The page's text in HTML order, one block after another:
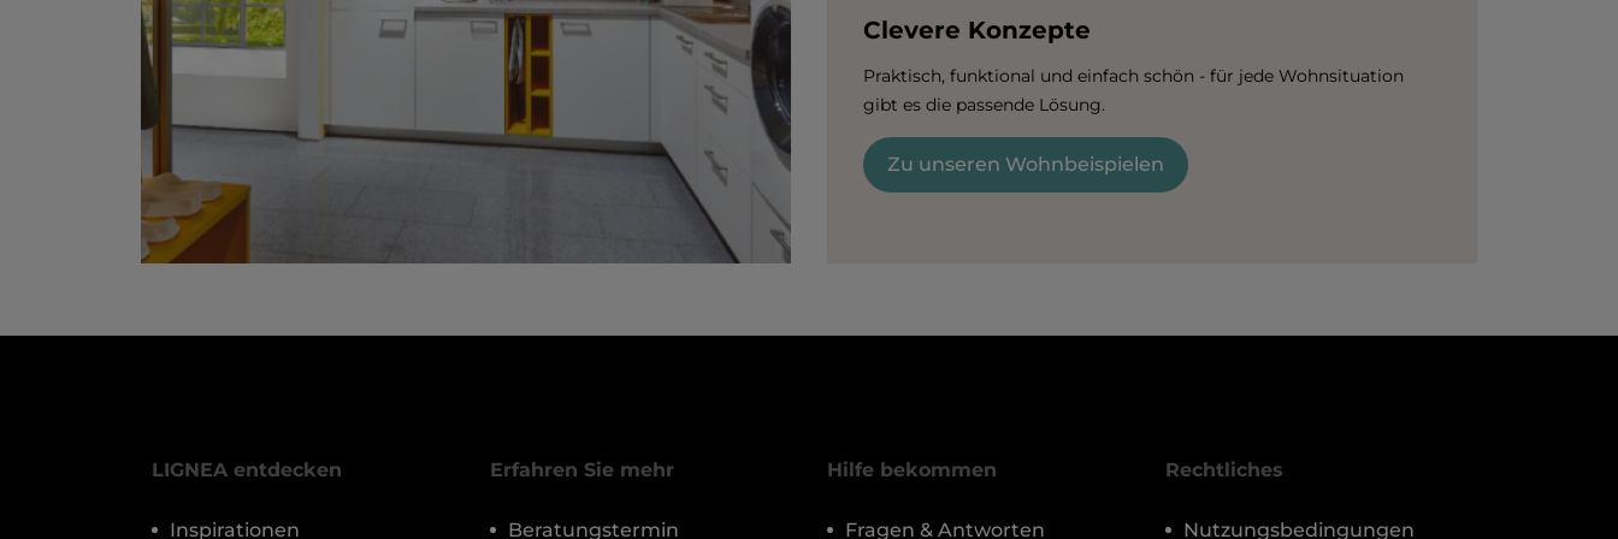
Clevere Konzepte
Praktisch, funktional und einfach schön - für jede Wohnsituation
gibt es die passende Lösung.
Zu unseren Wohnbeispielen
LIGNEA entdecken
Inspirationen
Erfahren Sie mehr
Beratungstermin
Hilfe bekommen
Fragen & Antworten
Rechtliches
Nutzungsbedingungen